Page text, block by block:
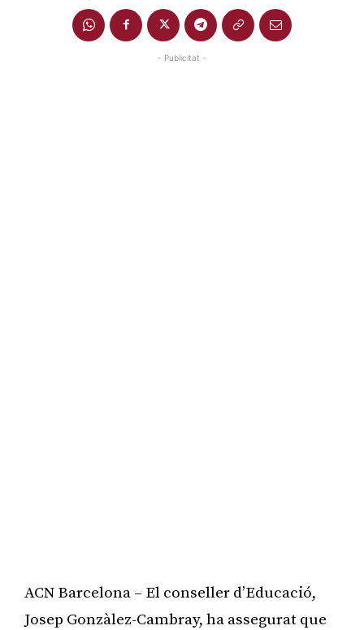
- Publicitat -
ACN Barcelona – El conseller d’Educació,
Josep Gonzàlez-Cambray, ha assegurat que